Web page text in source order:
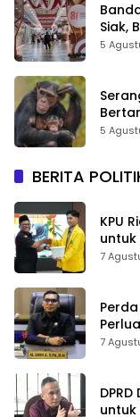
Siak,
5
Video
5
BERITA
KPU
untuk
7
7
untuk